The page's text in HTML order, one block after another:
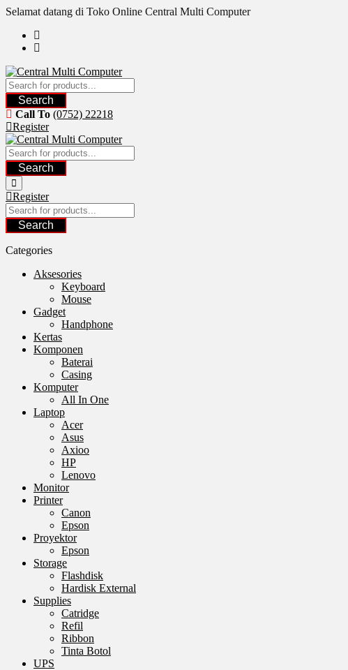
Skip
content
Selamat datang di Toko Online Central Multi Computer
Search
Call To (0752) 22218
Register
Search
Register
Search
Categories
Aksesories
Keyboard
Mouse
Gadget
Handphone
Kertas
Komponen
Baterai
Casing
Komputer
All In One
Laptop
Acer
Asus
Axioo
HP
Lenovo
Monitor
Printer
Canon
Epson
Proyektor
Epson
Storage
Flashdisk
Hardisk External
Supplies
Catridge
Refil
Ribbon
Tinta Botol
UPS